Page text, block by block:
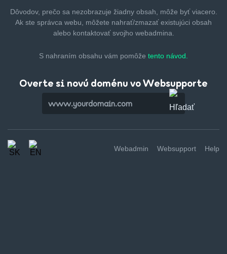
Dôvodov, prečo sa nezobrazuje žiadny obsah, môže byťviacero.
Ak ste správca webu, môžete nahrať/zmazaťexistujúci obsah
alebo kontaktovať svojho webadmina.
S nahraním obsahu vám pomôže tento návod.
Overte si novú doménu vo Websupporte
Webadmin Websupport Help